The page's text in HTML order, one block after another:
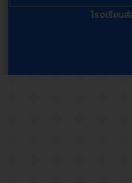
โรงเรียน